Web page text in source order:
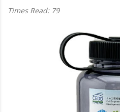
Times Read: 79